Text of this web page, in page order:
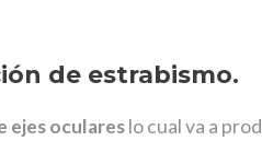
de estrabismo.
ejes oculareslo cual va a